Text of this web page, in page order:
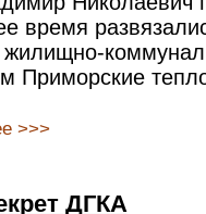
время
Приморские
>>>
ДГКА